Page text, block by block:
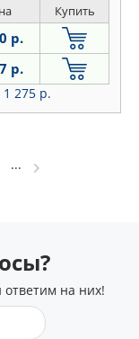
на плоский
Atlas 17-
Купить
р.
р.
1 275 р.
...
на них!